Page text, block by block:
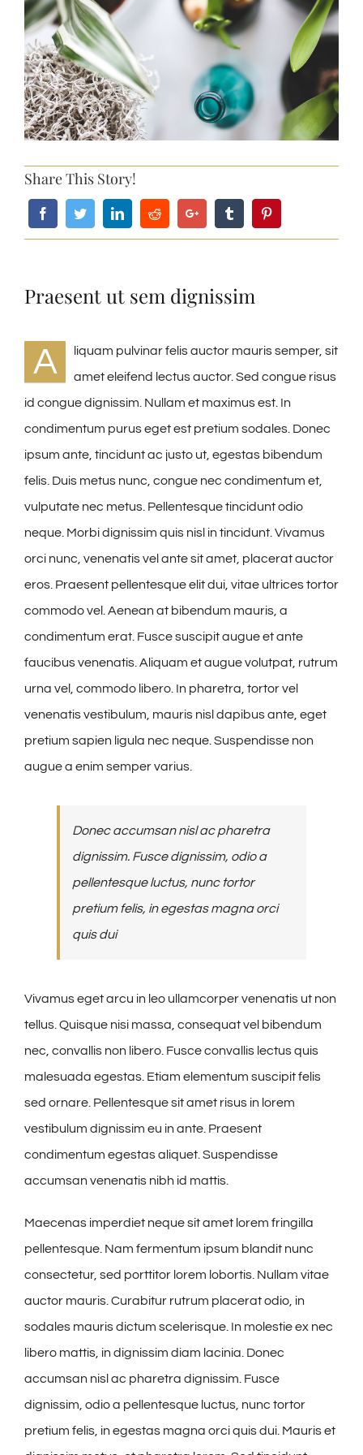
Share This Story!
Praesent ut sem dignissim
A
liquam pulvinar felis auctor mauris semper, sit
amet eleifend lectus auctor. Sed congue risus
id congue dignissim. Nullam et maximus est. In
condimentum purus eget est pretium sodales. Donec
ipsum ante, tincidunt ac justo ut, egestas bibendum
felis. Duis metus nunc, congue nec condimentum et,
vulputate nec metus. Pellentesque tincidunt odio
neque. Morbi dignissim quis nisl in tincidunt. Vivamus
orci nunc, venenatis vel ante sit amet, placerat auctor
eros. Praesent pellentesque elit dui, vitae ultrices tortor
commodo vel. Aenean at bibendum mauris, a
condimentum erat. Fusce suscipit augue et ante
faucibus venenatis. Aliquam et augue volutpat, rutrum
urna vel, commodo libero. In pharetra, tortor vel
venenatis vestibulum, mauris nisl dapibus ante, eget
pretium sapien ligula nec neque. Suspendisse non
augue a enim semper varius.
Donec accumsan nisl ac pharetra
dignissim. Fusce dignissim, odio a
pellentesque luctus, nunc tortor
pretium felis, in egestas magna orci
quis dui
Vivamus eget arcu in leo ullamcorper venenatis ut non
tellus. Quisque nisi massa, consequat vel bibendum
nec, convallis non libero. Fusce convallis lectus quis
malesuada egestas. Etiam elementum suscipit felis
sed ornare. Pellentesque sit amet risus in lorem
vestibulum dignissim eu in ante. Praesent
condimentum egestas aliquet. Suspendisse
accumsan venenatis nibh id mattis.
Maecenas imperdiet neque sit amet lorem fringilla
pellentesque. Nam fermentum ipsum blandit nunc
consectetur, sed porttitor lorem lobortis. Nullam vitae
auctor mauris. Curabitur rutrum placerat odio, in
sodales mauris dictum scelerisque. In molestie ex nec
libero mattis, in dignissim diam lacinia. Donec
accumsan nisl ac pharetra dignissim. Fusce
dignissim, odio a pellentesque luctus, nunc tortor
pretium felis, in egestas magna orci quis dui. Mauris et